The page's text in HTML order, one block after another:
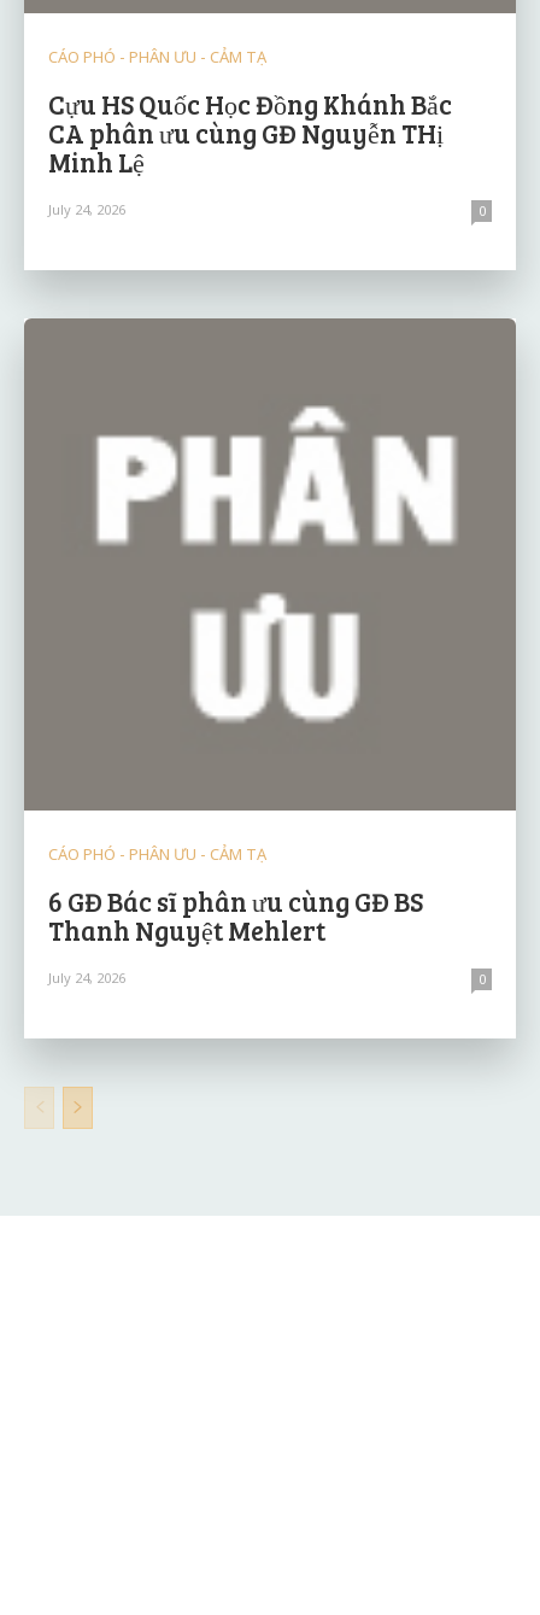
CÁO PHÓ - PHÂN ƯU - CẢM TẠ
Cựu HS Quốc Học Đồng Khánh Bắc
CA phân ưu cùng GĐ Nguyễn THị
Minh Lệ
July 24, 2026 0
CÁO PHÓ - PHÂN ƯU - CẢM TẠ
6 GĐ Bác sĩ phân ưu cùng GĐ BS
Thanh Nguyệt Mehlert
July 24, 2026 0